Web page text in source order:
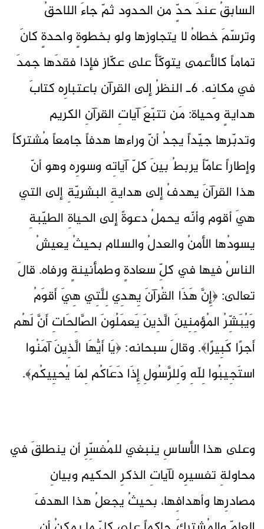
السابقُ عندَ حدٍّ من الحدود ثمّ جاءَ اللاحقُ
وترسّمَ خطاهُ لا يتجاوزها ولو بخطوةٍ واحدةٍ كانَ
تماماً كالأعمى يتوكّأ على عكّاز فإذا فقدَها جمدَ
في مكانِه. 6ـ النظرُ إلى القرآن باعتبارِه كتابَ
هدايةٍ وحياة: مَن تتبّعَ آياتِ القرآنِ الكريم
وتدبّرها جيّداً يجدُ أنّ وراءها هدفاً جامعاً مُشتركاً
وإطاراً عامّاً يربطُ بينَ كلّ آياتِه وسورِه وهو أنّ
هذا القرآنَ يهدفُ إلى هدايةِ البشريّةِ إلى التي
هيَ أقوم وأنّه يحملُ دعوةً إلى الحياةِ الطيّبةِ
يسودُها الأمنُ والعدلُ والسلام بحيثُ يعيشُ
الناسُ فيها في كلِّ سعادةٍ وطمأنينةٍ ورفاه. قالَ
تعالى: ﴿إِنَّ هَذَا القُرآنَ يِهدِي لِلَّتِي هِيَ أَقوَمُ
وَيُبَشِّرُ المُؤمِنِينَ الَّذِينَ يَعمَلُونَ الصَّالِحَاتِ أَنَّ لَهُم
أَجرًا كَبِيرًا﴾. وقالَ سبحانه: ﴿يَا أَيُّهَا الَّذِينَ آمَنُوا
استَجِيبُوا لِلّهِ وَلِلرَّسُولِ إِذَا دَعَاكُم لِمَا يُحيِيكُم﴾.
وعلى هذا الأساسِ ينبغي للمُفسِّرِ أن ينطلقَ في
محاولةِ تفسيرِه لآياتِ الذكرِ الحكيم وبيانِ
مصادرِها وأهدافِها، بحيثُ يجعلُ هذا الهدفَ